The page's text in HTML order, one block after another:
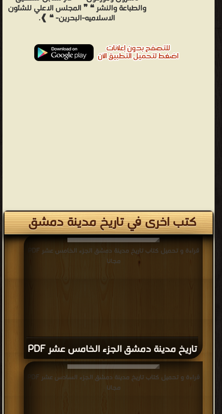
والطباعة والنشر ❝ ❞ المجلس الاعلي للشئون
الاسلاميه-البحرين- ❝ ❱.
كتب اخرى في تاريخ مدينة دمشق
تاريخ مدينة دمشق الجزء الخامس عشر PDF
قراءة و تحميل كتاب تاريخ مدينة دمشق الجزء الخامس عشر PDF
مجانا
قراءة و تحميل كتاب تاريخ مدينة دمشق الجزء السادس عشر PDF
مجانا